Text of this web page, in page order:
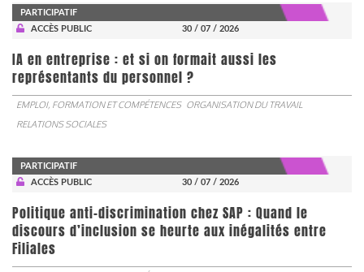
PARTICIPATIF
ACCÈS PUBLIC
30 / 07 / 2026
IA en entreprise : et si on formait aussi les
représentants du personnel ?
EMPLOI, FORMATION ET COMPÉTENCES ORGANISATION DU TRAVAIL
RELATIONS SOCIALES
PARTICIPATIF
ACCÈS PUBLIC
30 / 07 / 2026
Politique anti-discrimination chez SAP : Quand le
discours d’inclusion se heurte aux inégalités entre
Filiales